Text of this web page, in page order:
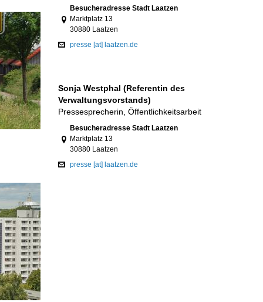
Link zur Google-Maps Navigation
Besucheradresse Stadt Laatzen
Marktplatz 13
30880 Laatzen
presse [at] laatzen.de
Sonja Westphal (Referentin des
Verwaltungsvorstands)
Pressesprecherin, Öffentlichkeitsarbeit
Link zur Google-Maps Navigation
Besucheradresse Stadt Laatzen
Marktplatz 13
30880 Laatzen
presse [at] laatzen.de